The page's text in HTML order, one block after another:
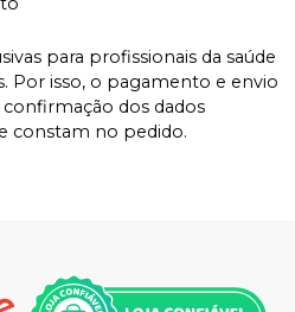
para profissionais da saúde
Por isso, o pagamento e envio
confirmação dos dados
constam no pedido.